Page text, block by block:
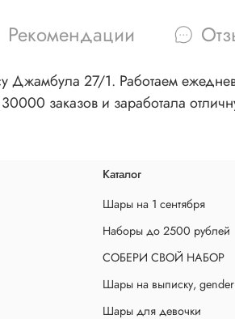
Рекомендации
Джамбула 27/1. Работаем
заказов и заработала
Каталог
Шары на 1 сентября
Наборы до 2500 рублей
СОБЕРИ СВОЙ НАБОР
Шары на выписку, gender
Шары для девочки